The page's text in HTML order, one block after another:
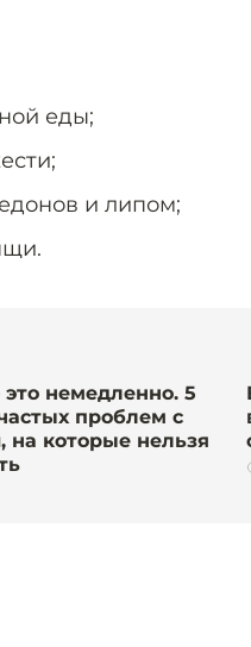
еды;
и липом;
немедленно. 5
проблем с
на которые нельзя